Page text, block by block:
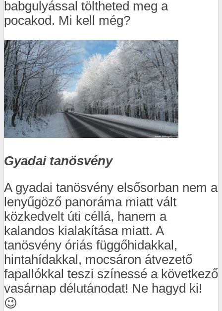
babgulyással töltheted meg a
pocakod. Mi kell még?
Gyadai tanösvény
A gyadai tanösvény elsősorban nem a
lenyűgöző panoráma miatt vált
közkedvelt úti céllá, hanem a
kalandos kialakítása miatt. A
tanösvény óriás függőhidakkal,
hintahídakkal, mocsáron átvezető
fapallókkal teszi színessé a következő
vasárnap délutánodat! Ne hagyd ki!
😉